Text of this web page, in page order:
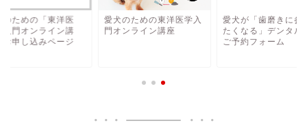
のための「東洋医
入門オンライン講
申し込みページ
愛犬のための東洋医学入
門オンライン講座
愛犬が「歯磨きに参
たくなる」デンタル
ご予約フォーム